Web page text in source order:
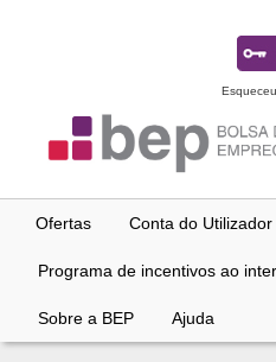
Ofertas Conta do Utilizador
Programa de incentivos ao
Sobre a BEP Ajuda